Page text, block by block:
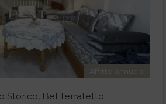
Affitto annuale
Storico, Bel Terratetto